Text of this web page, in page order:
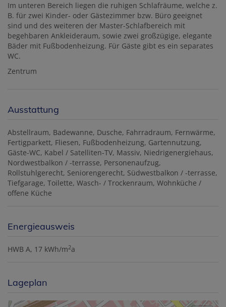
Im unteren Bereich liegen die ruhigen Schlafräume, welche z.
B. für zwei Kinder- oder Gästezimmer bzw. Büro geeignet
sind und des weiteren der Master-Schlafbereich mit
begehbaren Ankleideraum, sowie zwei großzügige, elegante
Bäder mit Fußbodenheizung. Für Gäste gibt es ein separates
WC.
Zentrum
Ausstattung
Abstellraum Badewanne Dusche Fahrradraum Fernwärme
Fertigparkett Fliesen Fußbodenheizung Gartennutzung
Gäste-WC Kabel / Satelliten-TV Massiv Niedrigenergiehaus
Nordwestbalkon / -terrasse Personenaufzug
Rollstuhlgerecht Seniorengerecht Südwestbalkon / -terrasse
Tiefgarage Toilette Wasch- / Trockenraum Wohnküche /
offene Küche
Energieausweis
HWB A, 17 kWh/m2a
Lageplan